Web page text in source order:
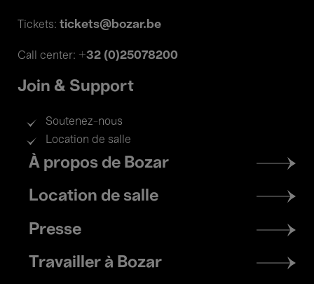
Tickets: tickets@bozar.be
Call center: +32 (0)25078200
Join & Support
Soutenez-nous
Location de salle
Footer
menu
À propos de Bozar
Location de salle
Presse
Travailler à Bozar